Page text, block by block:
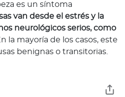
es un síntoma
van desde el estrés y la
neurológicos serios, como
la mayoría de los casos, este
benignas o transitorias.